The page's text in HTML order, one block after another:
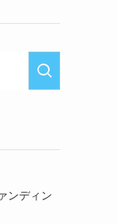
ンディン